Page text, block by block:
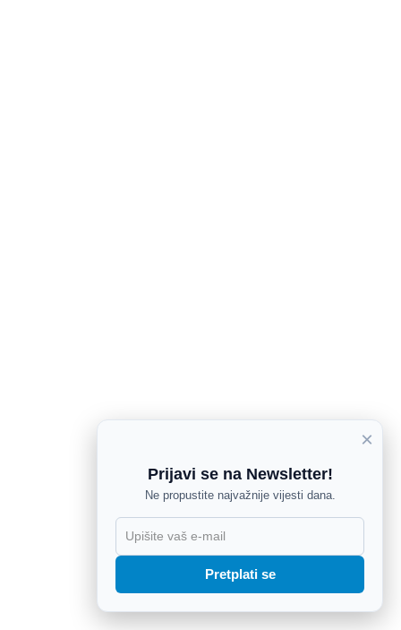
×
Prijavi se na Newsletter!
Ne propustite najvažnije vijesti dana.
Pretplati se